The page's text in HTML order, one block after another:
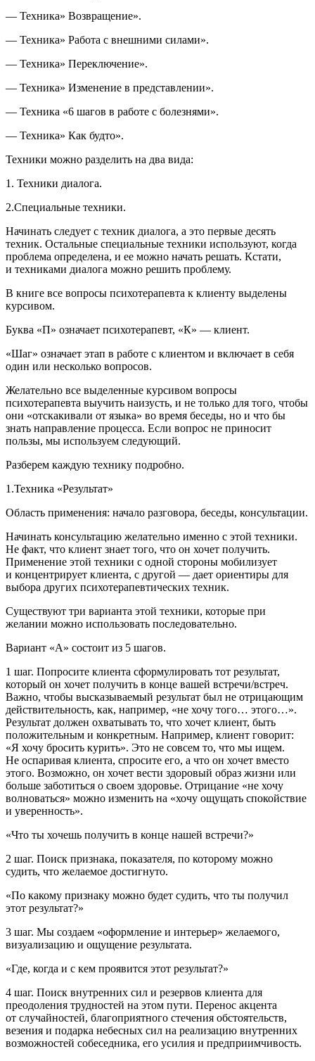
— Техника» Возвращение».
— Техника» Работа с внешними силами».
— Техника» Переключение».
— Техника» Изменение в представлении».
— Техника «6 шагов в работе с болезнями».
— Техника» Как будто».
Техники можно разделить на два вида:
1. Техники диалога.
2.Специальные техники.
Начинать следует с техник диалога, а это первые десять
техник. Остальные специальные техники используют, когда
проблема определена, и ее можно начать решать. Кстати,
и техниками диалога можно решить проблему.
В книге все вопросы психотерапевта к клиенту выделены
курсивом.
Буква «П» означает психотерапевт, «К» — клиент.
«Шаг» означает этап в работе с клиентом и включает в себя
один или несколько вопросов.
Желательно все выделенные курсивом вопросы
психотерапевта выучить наизусть, и не только для того, чтобы
они «отскакивали от языка» во время беседы, но и что бы
знать направление процесса. Если вопрос не приносит
пользы, мы используем следующий.
Разберем каждую технику подробно.
1.Техника «Результат»
Область применения: начало разговора, беседы, консультации.
Начинать консультацию желательно именно с этой техники.
Не факт, что клиент знает того, что он хочет получить.
Применение этой техники с одной стороны мобилизует
и концентрирует клиента, с другой — дает ориентиры для
выбора других психотерапевтических техник.
Существуют три варианта этой техники, которые при
желании можно использовать последовательно.
Вариант «А» состоит из 5 шагов.
1 шаг. Попросите клиента сформулировать тот результат,
который он хочет получить в конце вашей встречи/встреч.
Важно, чтобы высказываемый результат был не отрицающим
действительность, как, например, «не хочу того… этого…».
Результат должен охватывать то, что хочет клиент, быть
положительным и конкретным. Например, клиент говорит:
«Я хочу бросить курить». Это не совсем то, что мы ищем.
Не оспаривая клиента, спросите его, а что он хочет вместо
этого. Возможно, он хочет вести здоровый образ жизни или
больше заботиться о своем здоровье. Отрицание «не хочу
волноваться» можно изменить на «хочу ощущать спокойствие
и уверенность».
«Что ты хочешь получить в конце нашей встречи?»
2 шаг. Поиск признака, показателя, по которому можно
судить, что желаемое достигнуто.
«По какому признаку можно будет судить, что ты получил
этот результат?»
3 шаг. Мы создаем «оформление и интерьер» желаемого,
визуализацию и ощущение результата.
«Где, когда и с кем проявится этот результат?»
4 шаг. Поиск внутренних сил и резервов клиента для
преодоления трудностей на этом пути. Перенос акцента
от случайностей, благоприятного стечения обстоятельств,
везения и подарка небесных сил на реализацию внутренних
возможностей собеседника, его усилия и предприимчивость.